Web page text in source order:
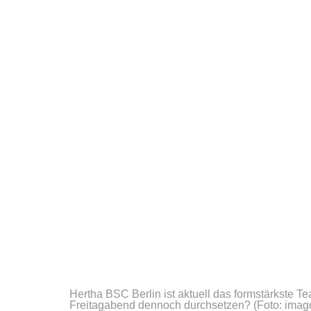
Hertha BSC Berlin ist aktuell das formstärkste
Freitagabend dennoch durchsetzen? (Foto: